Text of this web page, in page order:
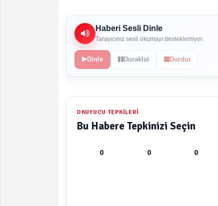
Haberi Sesli Dinle
Tarayıcınız sesli okumayı desteklemiyor.
Dinle Duraklat Durdur
OKUYUCU TEPKILERI
Bu Habere Tepkinizi Seçin
0 0 0